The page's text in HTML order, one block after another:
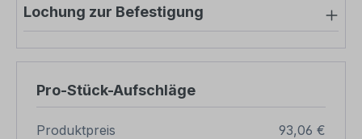
Lochung zur Befestigung
Pro-Stück-Aufschläge
Produktpreis
93,06 €